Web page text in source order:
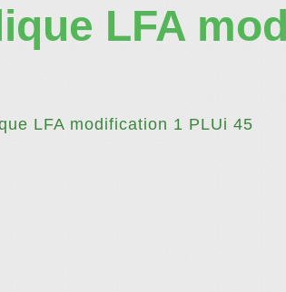
LFA
LFA modification 1 PLUi 45